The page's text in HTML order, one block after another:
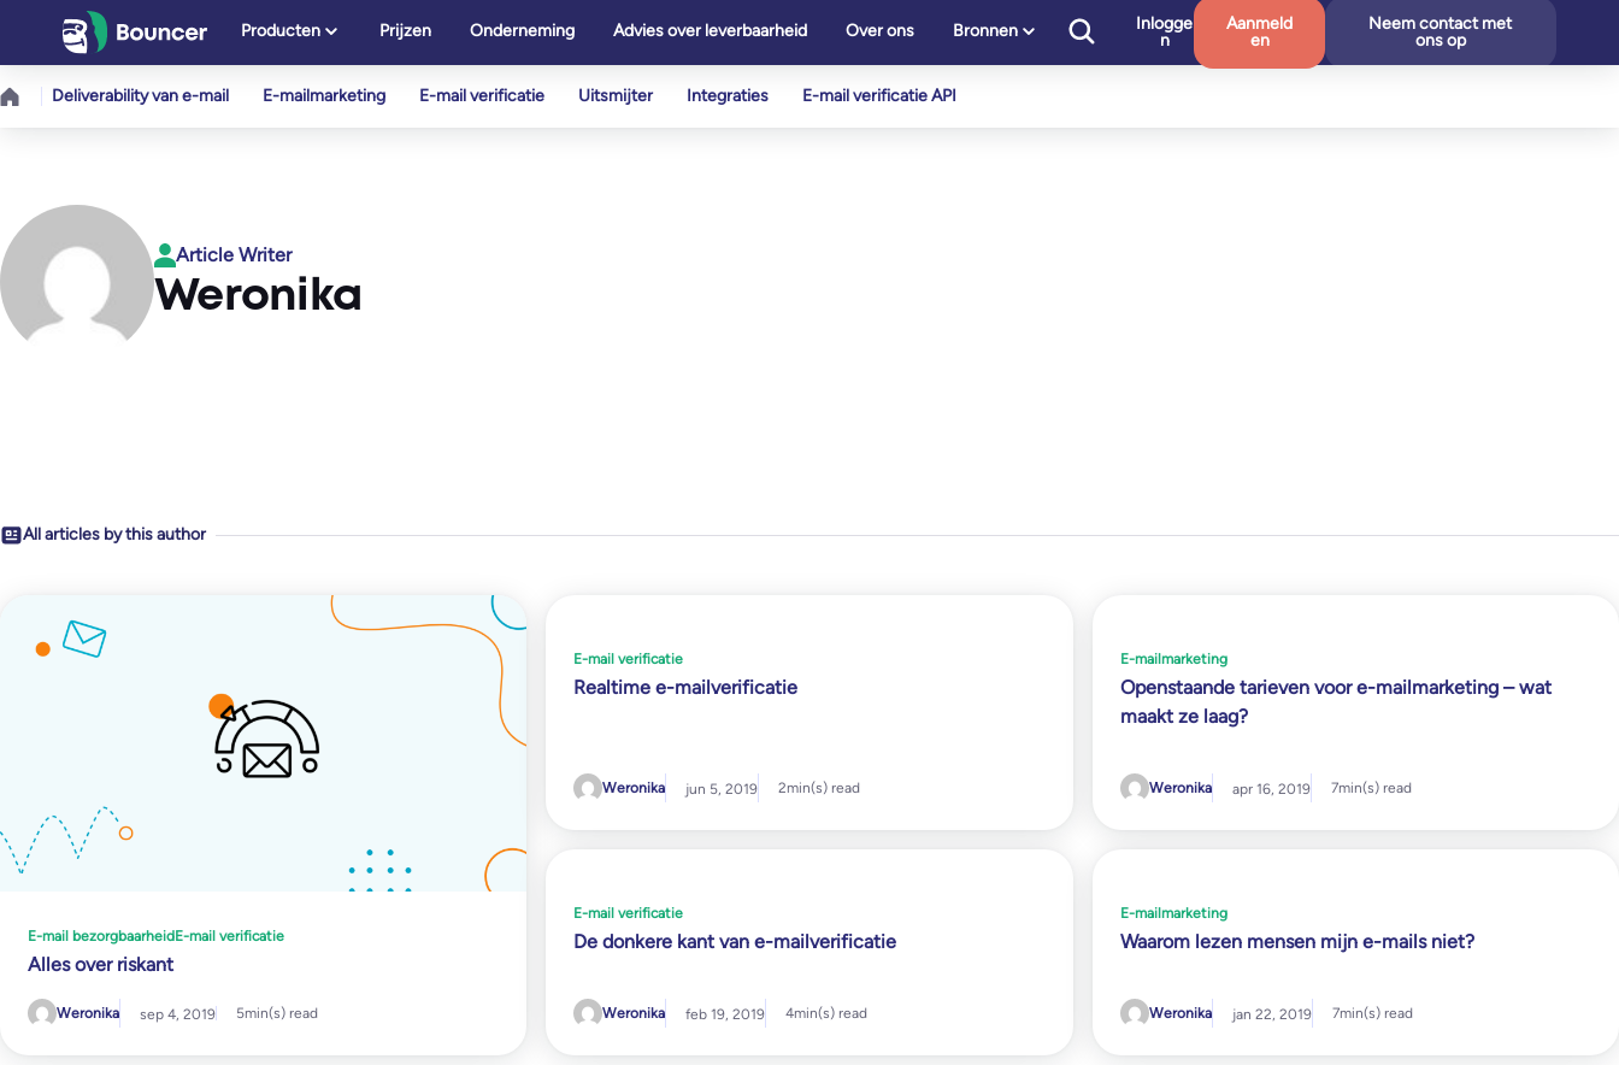
de
Producten Prijzen Onderneming Advies over leverbaarheid Over ons Bronnen
Inlogge
n
Aanmeld
en
Neem contact met
ons op
Deliverability van e-mail E-mailmarketing E-mail verificatie Uitsmijter Integraties E-mail verificatie API
Article Writer
Weronika
All articles by this author
E-mail bezorgbaarheidE-mail verificatie
Alles over riskant
Weronika sep 4, 2019 5min(s) read
E-mail verificatie
Realtime e-mailverificatie
Weronika jun 5, 2019 2min(s) read
E-mailmarketing
Openstaande tarieven voor e-mailmarketing – wat
maakt ze laag?
Weronika apr 16, 2019 7min(s) read
E-mail verificatie
De donkere kant van e-mailverificatie
Weronika feb 19, 2019 4min(s) read
E-mailmarketing
Waarom lezen mensen mijn e-mails niet?
Weronika jan 22, 2019 7min(s) read